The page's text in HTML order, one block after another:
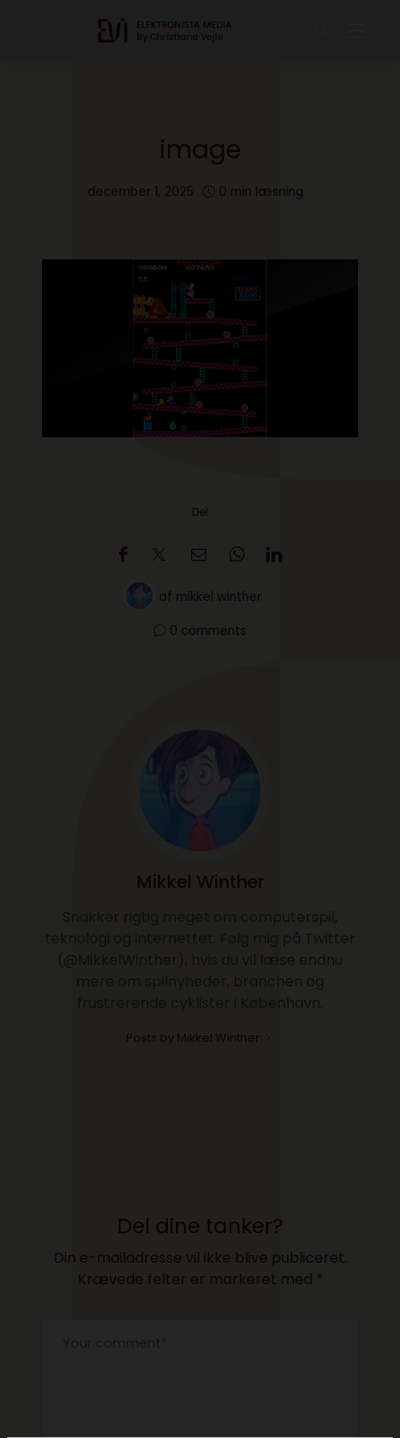
image
december 1, 2025 0 min læsning
Del
af mikkel winther
0 comments
Mikkel Winther
Posts by Mikkel Winther
Del dine tanker?
Din e-mailadresse vil ikke blive publiceret.
Krævede felter er markeret med *